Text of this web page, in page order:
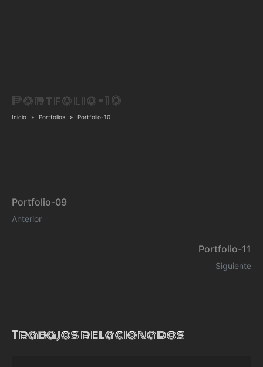
Portfolio-10
Inicio Portfolios Portfolio-10
Portfolio-09
Anterior
Portfolio-11
Siguiente
Trabajos relacionados